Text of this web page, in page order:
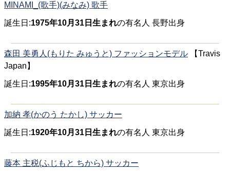
MINAMI_(歌手)(みなみ) 歌手
誕生日:1975年10月31日生まれの有名人 長野出身
森田 美勇人(もりた みゅうと) ファッションモデル 【Travis
Japan】
誕生日:1995年10月31日生まれの有名人 東京出身
加納 孝(かのう たかし) サッカー
誕生日:1920年10月31日生まれの有名人 東京出身
藤本 主税(ふじもと ちから) サッカー